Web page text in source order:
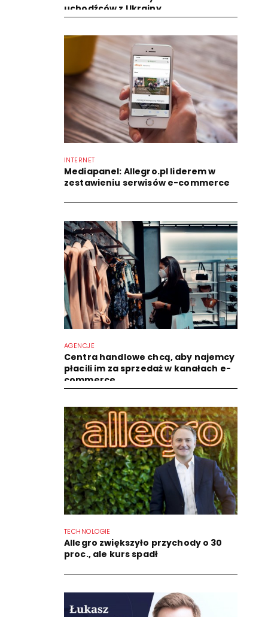
uchodźców z Ukrainy
INTERNET
Mediapanel: Allegro.pl liderem w
zestawieniu serwisów e-commerce
AGENCJE
Centra handlowe chcą, aby najemcy
płacili im za sprzedaż w kanałach e-
commerce
TECHNOLOGIE
Allegro zwiększyło przychody o 30
proc., ale kurs spadł